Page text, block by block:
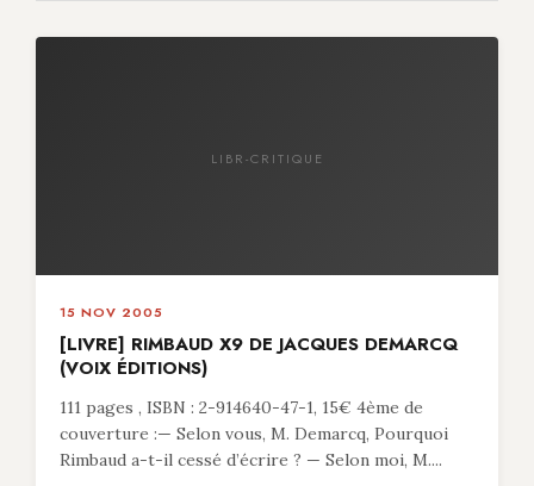
LIBR-CRITIQUE
15 NOV 2005
[LIVRE] RIMBAUD X9 DE JACQUES DEMARCQ
(VOIX ÉDITIONS)
111 pages , ISBN : 2-914640-47-1, 15€ 4ème de
couverture :— Selon vous, M. Demarcq, Pourquoi
Rimbaud a-t-il cessé d’écrire ? — Selon moi, M....